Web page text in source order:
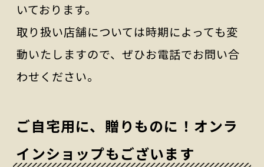
いております。
取り扱い店舗については時期によっても変
動いたしますので、ぜひお電話でお問い合
わせください。
ご自宅用に、贈りものに！オンラ
インショップもございます